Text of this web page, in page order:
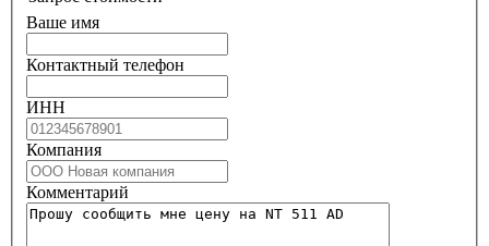
Ваше имя
Контактный телефон
ИНН
Компания
Комментарий